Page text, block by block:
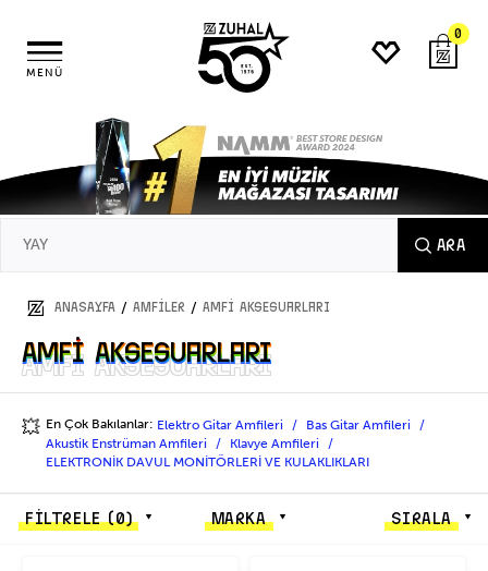
MENÜ
0
ARA
ANASAYFA / AMFİLER / Amfi Aksesuarları
Amfi Aksesuarları
Amfi Aksesuarları
💥 En Çok Bakılanlar: Elektro Gitar Amfileri
Bas Gitar Amfileri
Akustik Enstrüman Amfileri
Klavye Amfileri
ELEKTRONİK DAVUL MONİTÖRLERİ VE KULAKLIKLARI
FİLTRELE(0) MARKA SIRALA